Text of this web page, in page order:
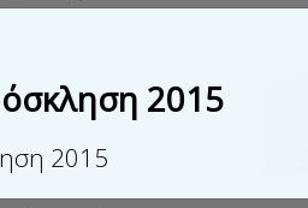
2015
2015